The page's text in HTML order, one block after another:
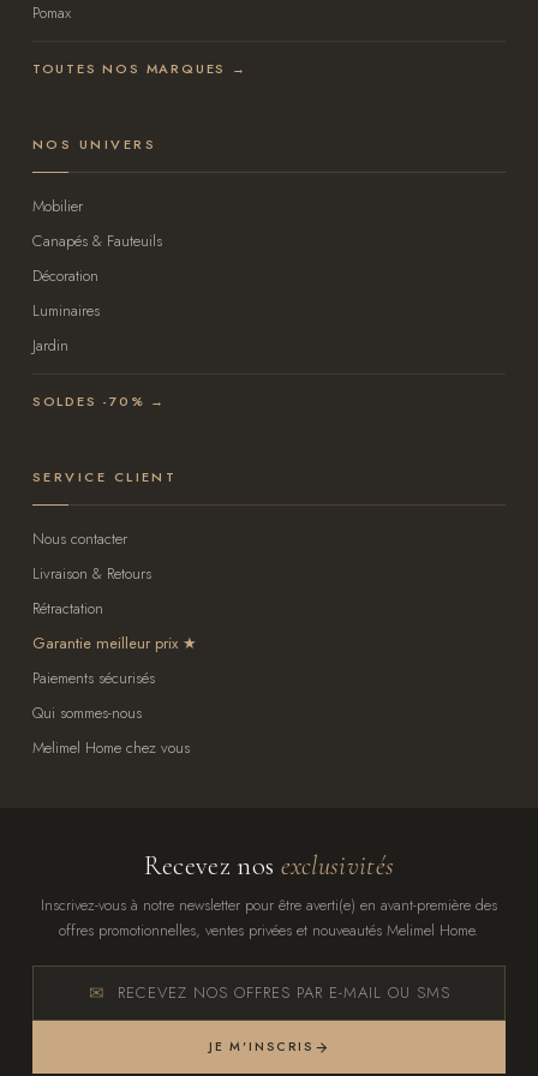
Pomax
TOUTES NOS MARQUES →
NOS UNIVERS
Mobilier
Canapés & Fauteuils
Décoration
Luminaires
Jardin
SOLDES -70% →
SERVICE CLIENT
Nous contacter
Livraison & Retours
Rétractation
Garantie meilleur prix
Paiements sécurisés
Qui sommes-nous
Melimel Home chez vous
Recevez nos exclusivités
Inscrivez-vous à notre newsletter pour être averti(e) en avant-première des
offres promotionnelles, ventes privées et nouveautés Melimel Home.
RECEVEZ NOS OFFRES PAR E-MAIL OU SMS
JE M'INSCRIS